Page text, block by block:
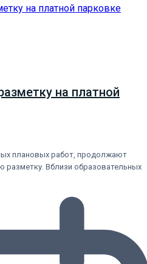
на платной
плановых работ, продолжают
разметку. Вблизи образовательных